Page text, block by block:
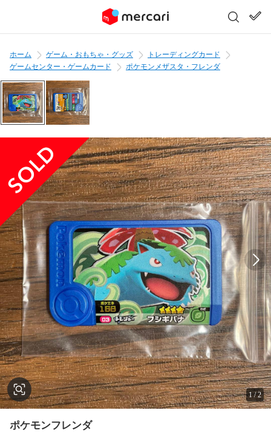
ホーム ゲーム・おもちゃ・グッズ
トレーディングカード
ゲームセンター・ゲームカード
ポケモンメザスタ・フレンダ
1/2
ポケモンフレンダ